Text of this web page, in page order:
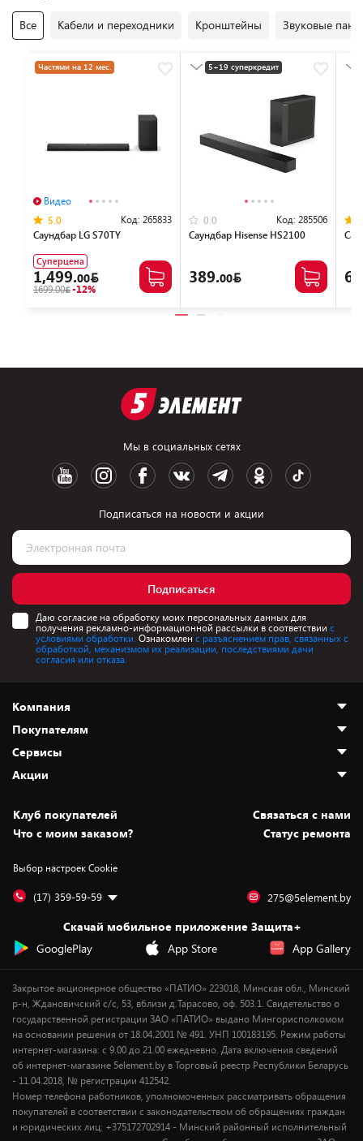
Все Кабели и переходники Кронштейны Звуковые
Частями на 12 мес.
Видео
5.0
Код: 265833
Саундбар LG S70TY
Суперцена
1,499.00
1699.00 -12%
5+19 суперкредит
0.0 Код: 285506
Саундбар Hisense HS2100
389.00
Мы в социальных сетях
Подписаться на новости и акции
Подписаться
Даю согласие на обработку моих персональных данных для
получения рекламно-информационной рассылки в соответствии с
условиями обработки. Ознакомлен с разъяснением прав, связанных с
обработкой, механизмом их реализации, последствиями дачи
согласия или отказа.
Компания
О нас
Адреса магазинов
Новости
Статьи и обзоры
Вакансии
Дай пять добру!
Покупателям
Как сделать заказ
Оплата и доставка
Безналичный расчёт
Обмен и возврат товара
Обработка персональных данных
Подарочные карты
Сервисы
Установка техники
Для игровых консолей
Для мобильных устройств
Для компьютеров
Сервисные центры
Акции
Скидки и промокоды
Белорусские товары
Бонусы
Оплата частями
Новинки
Клуб покупателей
Cвязаться с нами
Что с моим заказом?
Статус ремонта
Выбор настроек Cookie
(17) 359-59-59 275@5element.by
Скачай мобильное приложение Защита+
GooglePlay
App Store App Gallery
Закрытое акционерное общество «ПАТИО» 223018, Минская обл., Минский
р-н, Ждановичский с/с, 53, вблизи д.Тарасово, оф. 503.1. Свидетельство о
государственной регистрации ЗАО «ПАТИО» выдано Мингорисполкомом
на основании решения от 18.04.2001 № 491. УНП 100183195. Режим работы
интернет-магазина: с 9.00 до 21.00 ежедневно. Дата включения сведений
об интернет-магазине 5element.by в Торговый реестр Республики Беларусь
- 11.04.2018, № регистрации 412542.
Номер телефона работников, уполномоченных рассматривать обращения
покупателей в соответствии с законодательством об обращениях граждан
и юридических лиц: +375172702914 - Минский районный исполнительный